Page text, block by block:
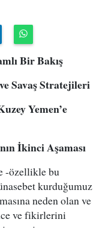
Bir Bakış
Savaş Stratejileri
Yemen’e
İkinci Aşaması
-özellikle bu
kurduğumuz
neden olan ve
ve fikirlerini